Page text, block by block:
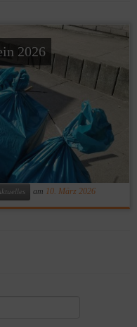
2026
am 10. März 2026